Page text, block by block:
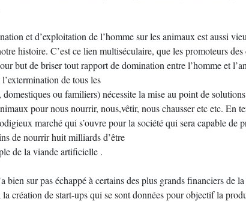
et d’exploitation de l’homme sur les animaux est aussi
histoire. C’est ce lien multiséculaire, que les promoteurs
but de briser tout rapport de domination entre l’homme et
de tous les
domestiques ou familiers) nécessite la mise au point de
pour nous nourrir, nous,vêtir, nous chausser etc etc. En
marché qui s’ouvre pour la société qui sera capable de
de nourrir huit milliards d’être
de la viande artificielle .
bien sur pas échappé à certains des plus grands financiers de
la création de start-ups qui se sont données pour objectif la